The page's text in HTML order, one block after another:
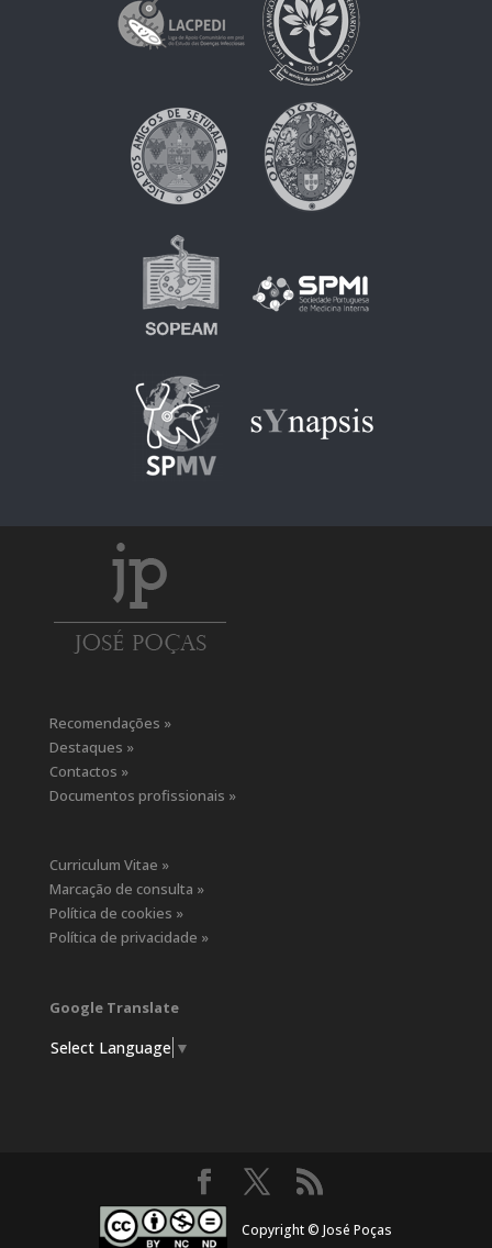
Recomendações »
Destaques »
Contactos »
Documentos profissionais »
Curriculum Vitae »
Marcação de consulta »
Política de cookies »
Política de privacidade »
Google Translate
Select Language ▼
Copyright © José Poças